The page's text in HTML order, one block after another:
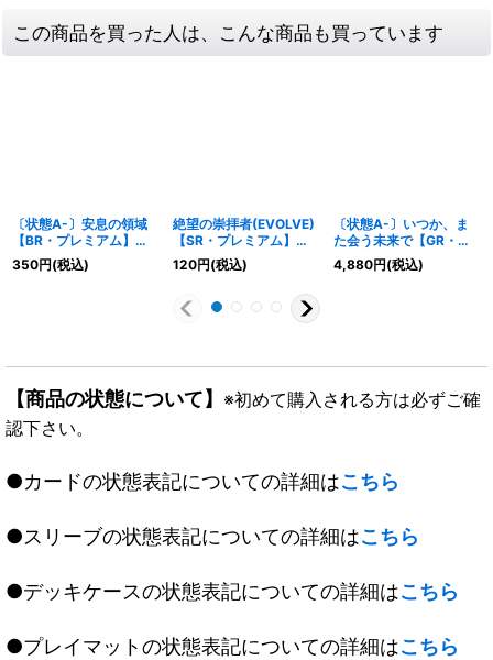
この商品を買った人は、こんな商品も買っています
〔状態A-〕安息の領域
【BR・プレミアム】
{BP05-P47}《ビショッ
プ》
350円(税込)
絶望の崇拝者(EVOLVE)
【SR・プレミアム】
{BP15-P23}《ビショッ
プ》
120円(税込)
〔状態A-〕いつか、ま
た会う未来で【GR・プ
レミアム】{CP04-P46}
《ドラゴン》
4,880円(税込)
【商品の状態について】 ※初めて購入される方は必ずご確
認下さい。
●カードの状態表記についての詳細はこちら
●スリーブの状態表記についての詳細はこちら
●デッキケースの状態表記についての詳細はこちら
●プレイマットの状態表記についての詳細はこちら